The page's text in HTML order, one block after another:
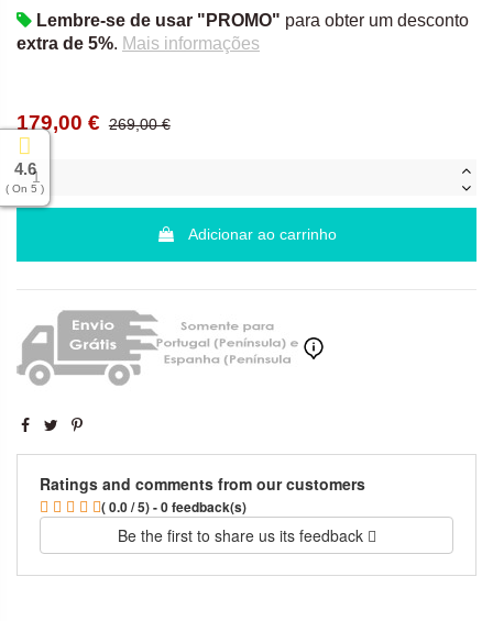
4.6
( On 5 )
Lembre-se de usar "PROMO" para obter um desconto
extra de 5%. Mais informações
179,00 € 269,00 €
Adicionar ao carrinho
Ratings and comments from our customers
( 0.0 / 5) - 0 feedback(s)
Be the first to share us its feedback